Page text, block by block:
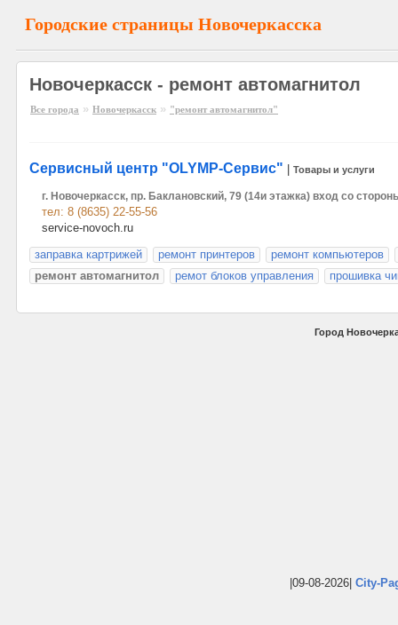
Городские страницы Новочеркасска
Новочеркасск - ремонт автомагнитол
Все города » Новочеркасск » "ремонт автомагнитол"
Сервисный центр "OLYMP-Сервис" Товары и услуги
г. Новочеркасск, пр. Баклановский, 79 (14и этажка) вход со
тел: 8 (8635) 22-55-56
service-novoch.ru
заправка картрижей
ремонт принтеров
ремонт компьютеров
ремонт автомагнитол
ремот блоков управления прошивка
Город
|09-08-2026| City-